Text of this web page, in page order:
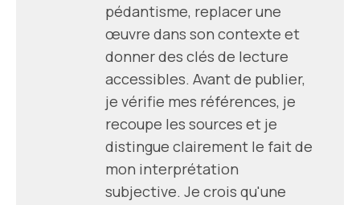
pédantisme, replacer une
œuvre dans son contexte et
donner des clés de lecture
accessibles. Avant de publier,
je vérifie mes références, je
recoupe les sources et je
distingue clairement le fait de
mon interprétation
subjective. Je crois qu'une